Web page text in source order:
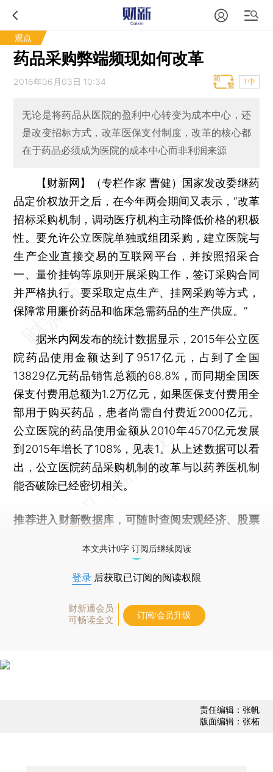
观点
药品采购弊端频现如何改革
2016年06月03日 10:34 T中
无论是将药品从医院的盈利中心转变为成本中心，还
是改变招标方式，改革医保支付制度，改革的核心都
在于药品必须成为医院的成本中心而非利润来源
【财新网】（专栏作家 曹健） 国家发改委继药
品定价权放开之后，在今年两会期间又表示，“改革
招标采购机制，调动医疗机构主动降低价格的积极
性。要允许公立医院单独或组团采购，建立医院与
生产企业直接交易的互联网平台，并按照招采合
一、量价挂钩等原则开展采购工作，签订采购合同
并严格执行。要采取定点生产、挂网采购等方式，
保障常用廉价药品和临床急需药品的生产供应。”
据米内网发布的统计数据显示，2015年公立医
院药品使用金额达到了9517亿元，占到了全国
13829亿元药品销售总额的68.8%，而同期全国医
保支付费用总额为1.2万亿元，如果医保支付费用全
部用于购买药品，患者尚需自付费近2000亿元。
公立医院的药品使用金额从2010年4570亿元发展
到2015年增长了108%，见表1。从上述数据可以看
出，公立医院药品采购机制的改革与以药养医机制
能否破除已经密切相关。
推荐进入 财新数据库 ，可随时查阅宏观经济、股票
本文共计0字 订阅后继续阅读
登录 后获取已订阅的阅读权限
财新通会员
可畅读全文
订阅/会员升级
责任编辑：张帆
版面编辑：张柘